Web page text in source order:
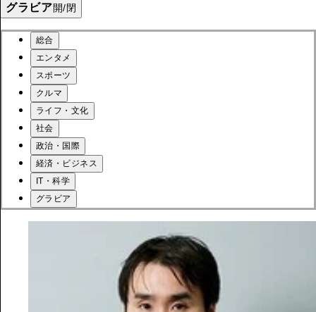
グラビア開/閉
総合
エンタメ
スポーツ
クルマ
ライフ・文化
社会
政治・国際
経済・ビジネス
IT・科学
グラビア